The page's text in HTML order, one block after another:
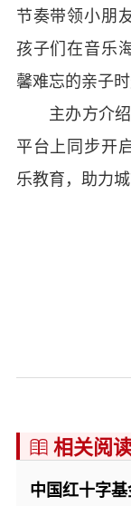
节奏带领小朋
孩子们在音乐
馨难忘的亲子时
主办方介绍
平台上同步开
乐教育，助力
 相关阅
中国红十字